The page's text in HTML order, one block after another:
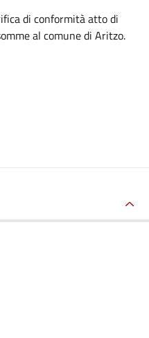
di conformità atto di
al comune di Aritzo.